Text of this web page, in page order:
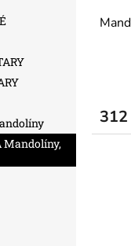
Mandolíny,